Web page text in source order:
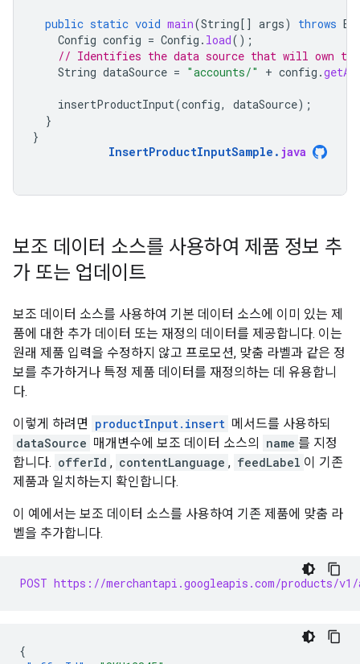
public static void main(String[] args) throws
Config config = Config . load();
// Identifies the data source that will own
String dataSource = "accounts/" + config .
insertProductInput(config, dataSource);
}
}
InsertProductInputSample . java
보조 데이터 소스를 사용하여 제품 정보 추
가 또는 업데이트
보조 데이터 소스를 사용하여 기본 데이터 소스에 이미 있는 제
품에 대한 추가 데이터 또는 재정의 데이터를 제공합니다. 이는
원래 제품 입력을 수정하지 않고 프로모션, 맞춤 라벨과 같은 정
보를 추가하거나 특정 제품 데이터를 재정의하는 데 유용합니
다.
이렇게 하려면 productInput.insert 메서드를 사용하되
dataSource 매개변수에 보조 데이터 소스의 name 를 지정
합니다. offerId , contentLanguage , feedLabel 이 기존
제품과 일치하는지 확인합니다.
이 예에서는 보조 데이터 소스를 사용하여 기존 제품에 맞춤 라
벨을 추가합니다.
POST https://merchantapi.googleapis.com/products/
{